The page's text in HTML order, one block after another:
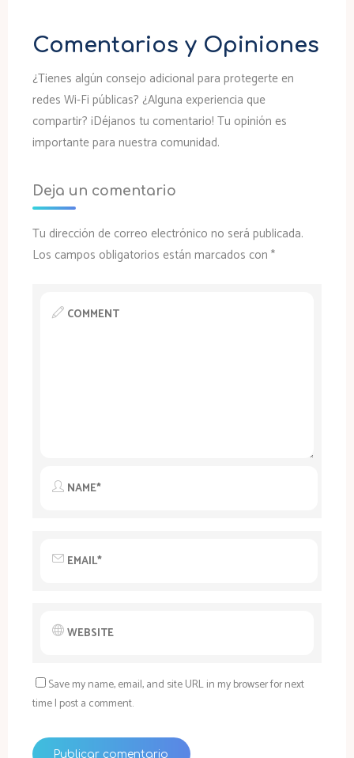
Comentarios y Opiniones
¿Tienes algún consejo adicional para protegerte en
redes Wi-Fi públicas? ¿Alguna experiencia que
compartir? ¡Déjanos tu comentario! Tu opinión es
importante para nuestra comunidad.
Deja un comentario
Tu dirección de correo electrónico no será publicada.
Los campos obligatorios están marcados con *
Save my name, email, and site URL in my browser for next
time I post a comment.